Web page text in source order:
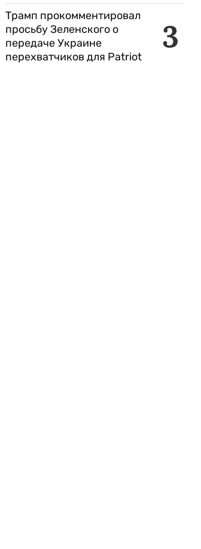
3
Трамп прокомментировал
просьбу Зеленского о
передаче Украине
перехватчиков для Patriot